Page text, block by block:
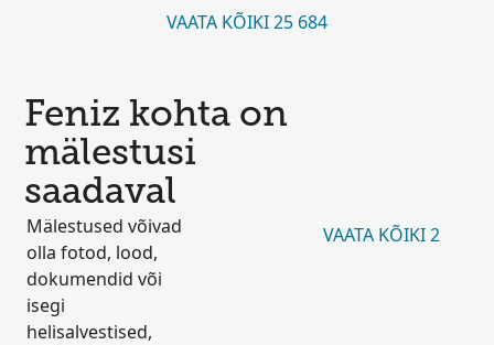
VAATA KÕIKI 25 684
Feniz kohta on
mälestusi
saadaval
Mälestused võivad
olla fotod, lood,
dokumendid või
isegi
helisalvestised,
VAATA KÕIKI 2